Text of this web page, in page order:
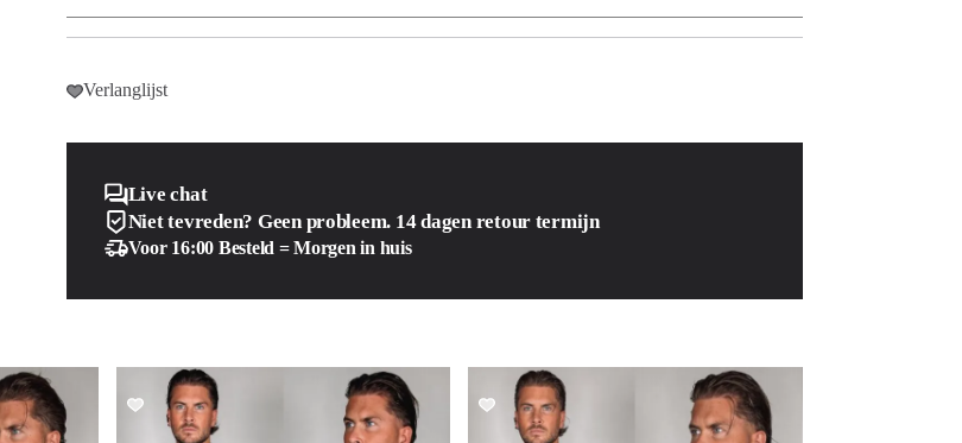
Verlanglijst
Live chat
Niet tevreden? Geen probleem. 14 dagen retour termijn
Voor 16:00 Besteld = Morgen in huis
SALE! SALE!